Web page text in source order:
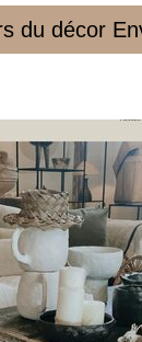
du décor